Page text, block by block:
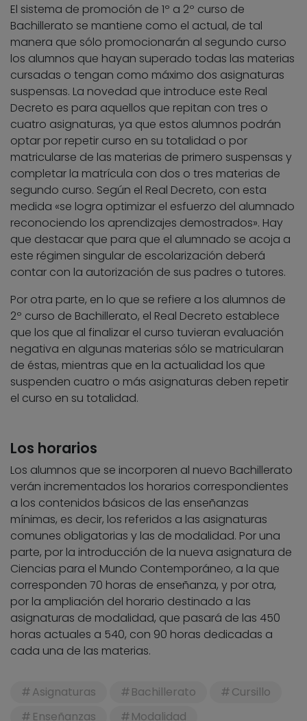
El sistema de promoción de 1º a 2º curso de
Bachillerato se mantiene como el actual, de tal
manera que sólo promocionarán al segundo curso
los alumnos que hayan superado todas las materias
cursadas o tengan como máximo dos asignaturas
suspensas. La novedad que introduce este Real
Decreto es para aquellos que repitan con tres o
cuatro asignaturas, ya que estos alumnos podrán
optar por repetir curso en su totalidad o por
matricularse de las materias de primero suspensas y
completar la matrícula con dos o tres materias de
segundo curso. Según el Real Decreto, con esta
medida «se logra optimizar el esfuerzo del alumnado
reconociendo los aprendizajes demostrados». Hay
que destacar que para que el alumnado se acoja a
este régimen singular de escolarización deberá
contar con la autorización de sus padres o tutores.
Por otra parte, en lo que se refiere a los alumnos de
2º curso de Bachillerato, el Real Decreto establece
que los que al finalizar el curso tuvieran evaluación
negativa en algunas materias sólo se matricularan
de éstas, mientras que en la actualidad los que
suspenden cuatro o más asignaturas deben repetir
el curso en su totalidad.
Los horarios
Los alumnos que se incorporen al nuevo Bachillerato
verán incrementados los horarios correspondientes
a los contenidos básicos de las enseñanzas
mínimas, es decir, los referidos a las asignaturas
comunes obligatorias y las de modalidad. Por una
parte, por la introducción de la nueva asignatura de
Ciencias para el Mundo Contemporáneo, a la que
corresponden 70 horas de enseñanza, y por otra,
por la ampliación del horario destinado a las
asignaturas de modalidad, que pasará de las 450
horas actuales a 540, con 90 horas dedicadas a
cada una de las materias.
Asignaturas Bachillerato
Cursillo
Enseñanzas
Modalidad